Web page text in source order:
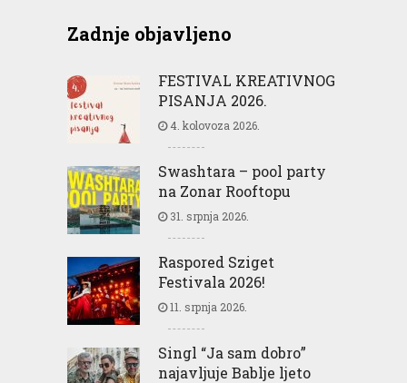
Zadnje objavljeno
FESTIVAL KREATIVNOG
PISANJA 2026.
4. kolovoza 2026.
Swashtara – pool party
na Zonar Rooftopu
31. srpnja 2026.
Raspored Sziget
Festivala 2026!
11. srpnja 2026.
Singl “Ja sam dobro”
najavljuje Bablje ljeto